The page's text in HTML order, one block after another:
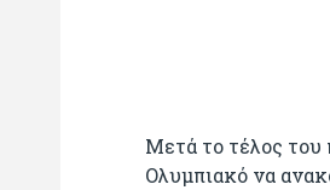
Μετά το τέλος του
Ολυμπιακό να